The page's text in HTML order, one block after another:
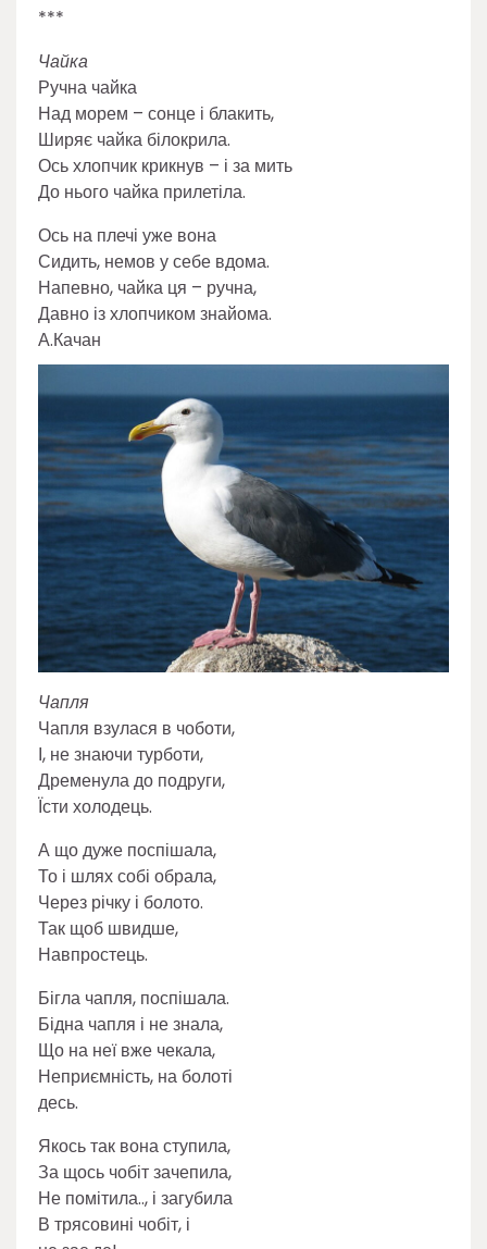
***
Чайка
Ручна чайка
Над морем – сонце і блакить,
Ширяє чайка білокрила.
Ось хлопчик крикнув – і за мить
До нього чайка прилетіла.
Ось на плечі уже вона
Сидить, немов у себе вдома.
Напевно, чайка ця – ручна,
Давно із хлопчиком знайома.
А.Качан
Чапля
Чапля взулася в чоботи,
І, не знаючи турботи,
Дременула до подруги,
Їсти холодець.
А що дуже поспішала,
То і шлях собі обрала,
Через річку і болото.
Так щоб швидше,
Навпростець.
Бігла чапля, поспішала.
Бідна чапля і не знала,
Що на неї вже чекала,
Неприємність, на болоті
десь.
Якось так вона ступила,
За щось чобіт зачепила,
Не помітила.., і загубила
В трясовині чобіт, і